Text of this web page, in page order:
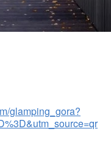
glamping_gora?